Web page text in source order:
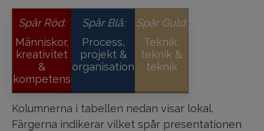
Spår Röd:
Människor.
kreativitet
&
kompetens
Spår Blå:
Process,
projekt &
organisation
Spår Guld:
Teknik,
teknik &
teknik
Kolumnerna i tabellen nedan visar lokal.
Färgerna indikerar vilket spår presentationen